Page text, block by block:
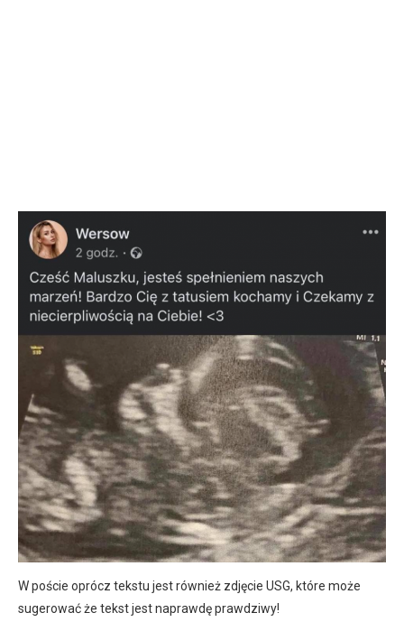
W poście oprócz tekstu jest również zdjęcie USG, które może
sugerować że tekst jest naprawdę prawdziwy!